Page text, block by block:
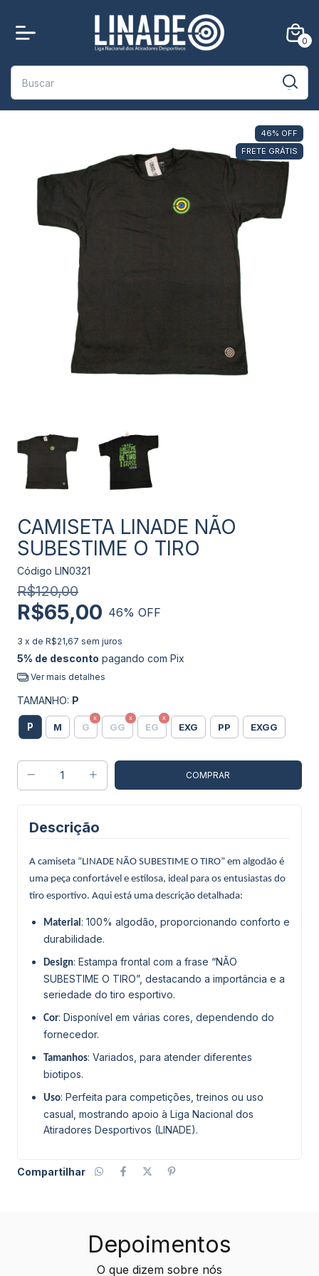
0
46% OFF
FRETE GRÁTIS
CAMISETA LINADE NÃO
SUBESTIME O TIRO
Código LIN0321
R$120,00
R$65,00 46% OFF
3 x de R$21,67 sem juros
5% de desconto pagando com Pix
Ver mais detalhes
TAMANHO: P
P M G GG EG EXG PP EXGG
Descrição
A camiseta “LINADE NÃO SUBESTIME O TIRO” em algodão é
uma peça confortável e estilosa, ideal para os entusiastas do
tiro esportivo. Aqui está uma descrição detalhada:
Material : 100% algodão, proporcionando conforto e
durabilidade.
Design: Estampa frontal com a frase “NÃO
SUBESTIME O TIRO”, destacando a importância e a
seriedade do tiro esportivo.
Cor: Disponível em várias cores, dependendo do
fornecedor.
Tamanhos: Variados, para atender diferentes
biotipos.
Uso: Perfeita para competições, treinos ou uso
casual, mostrando apoio à Liga Nacional dos
Atiradores Desportivos (LINADE).
Compartilhar
Depoimentos
O que dizem sobre nós